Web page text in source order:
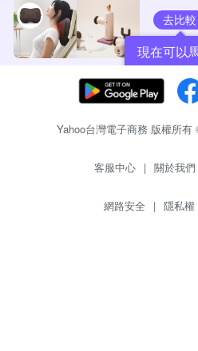
去比較
現在可以
Yahoo台灣電子商務 版權所
客服中心 | 關於我們
網路安全 | 隱私權